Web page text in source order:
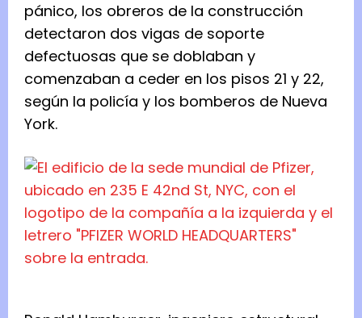
pánico, los obreros de la construcción
detectaron dos vigas de soporte
defectuosas que se doblaban y
comenzaban a ceder en los pisos 21 y 22,
según la policía y los bomberos de Nueva
York.